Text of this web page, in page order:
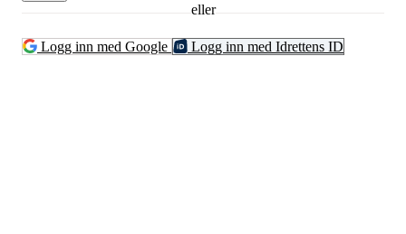
eller
Logg inn med Google Logg inn med Idrettens ID